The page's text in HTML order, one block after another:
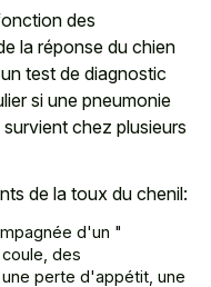
des
la réponse du chien
test de diagnostic
si une pneumonie
chez plusieurs
de la toux du chenil:
d'un "
des
perte d'appétit, une